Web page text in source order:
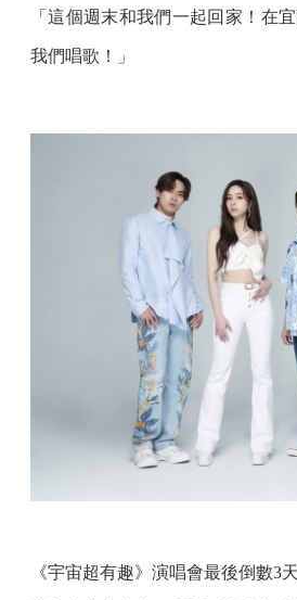
「這個週末和我們一起回家！在
我們唱歌！」
《宇宙超有趣》演唱會最後倒數3